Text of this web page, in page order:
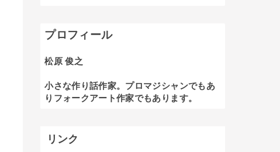
プロフィール
松原 俊之
小さな作り話作家。プロマジシャンでもあ
りフォークアート作家でもあります。
リンク